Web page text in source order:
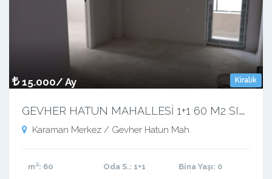
Kiralık
15.000/ Ay
G
EVHER HATUN MAHALLESİ 1+1 60 M2 SIFIR APART
Karaman Merkez / Gevher Hatun Mah.
m²: 60 Oda S.: 1+1 Bina Yaşı: 0